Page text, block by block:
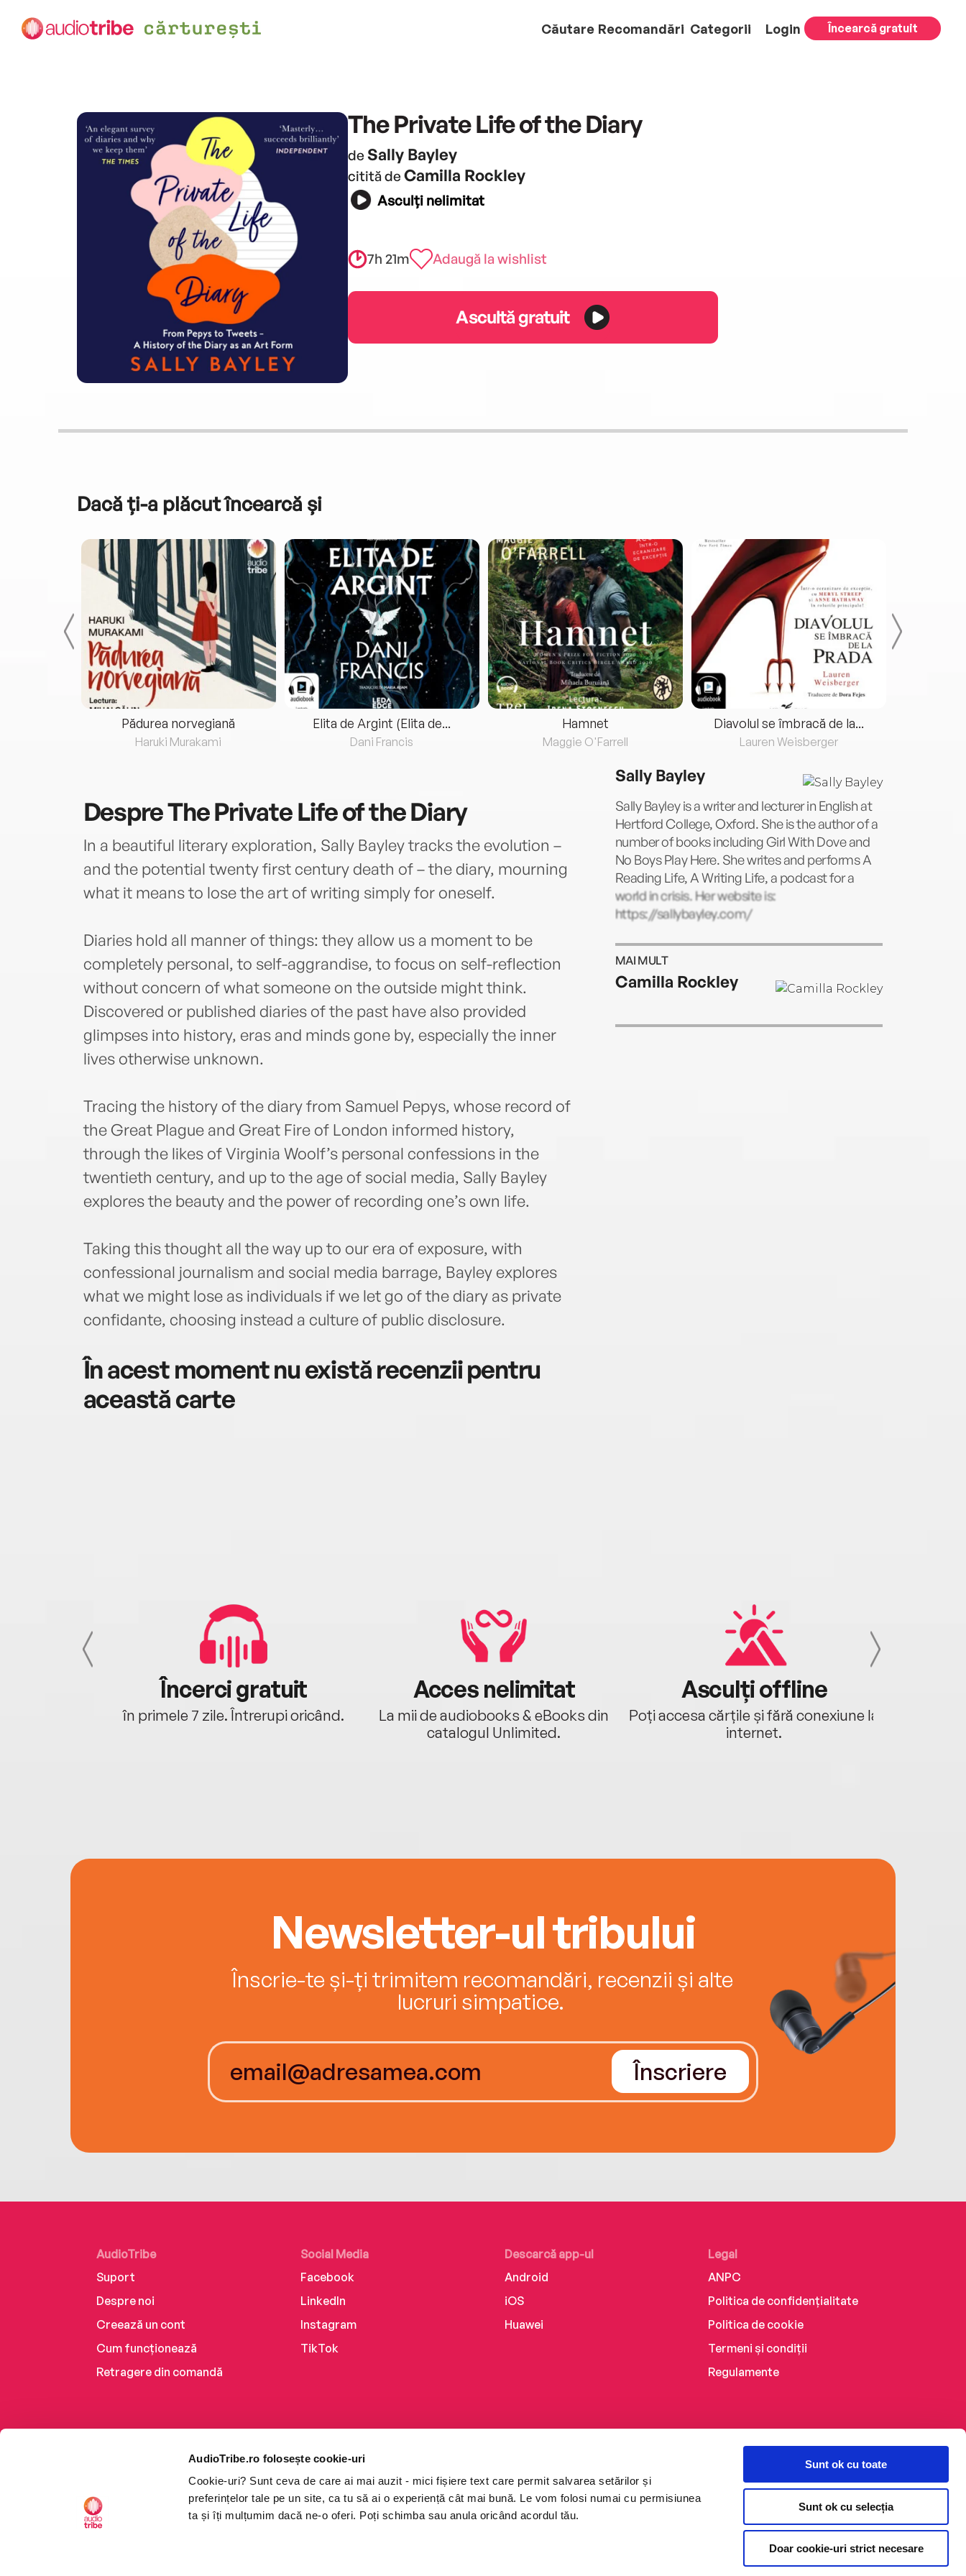
AudioTribe.ro folosește cookie-uri
Cookie-uri? Sunt ceva de care ai mai auzit - mici fișiere text care permit salvarea setărilor și
preferințelor tale pe un site, ca tu să ai o experiență cât mai bună. Le vom folosi numai cu permisiunea
ta și îți mulțumim dacă ne-o oferi. Poți schimba sau anula oricând acordul tău.
Sunt ok cu toate
Sunt ok cu selecția
Doar cookie-uri strict necesare
Căutare Recomandări Categorii Login Încearcă gratuit
The Private Life of the Diary
de Sally Bayley
citită de Camilla Rockley
Asculți nelimitat
7h 21m Adaugă la wishlist
Ascultă gratuit
Dacă ți-a plăcut încearcă și
Pădurea norvegiană
Haruki Murakami
Elita de Argint (Elita de...
Dani Francis
Hamnet
Maggie O'Farrell
Diavolul se îmbracă de la...
Lauren Weisberger
DespreThe Private Life of the Diary
In a beautiful literary exploration, Sally Bayley tracks the evolution –
and the potential twenty first century death of – the diary, mourning
what it means to lose the art of writing simply for oneself.
Diaries hold all manner of things: they allow us a moment to be
completely personal, to self-aggrandise, to focus on self-reflection
without concern of what someone on the outside might think.
Discovered or published diaries of the past have also provided
glimpses into history, eras and minds gone by, especially the inner
lives otherwise unknown.
Tracing the history of the diary from Samuel Pepys, whose record of
the Great Plague and Great Fire of London informed history,
through the likes of Virginia Woolf’s personal confessions in the
twentieth century, and up to the age of social media, Sally Bayley
explores the beauty and the power of recording one’s own life.
Taking this thought all the way up to our era of exposure, with
confessional journalism and social media barrage, Bayley explores
what we might lose as individuals if we let go of the diary as private
confidante, choosing instead a culture of public disclosure.
În acest moment nu există recenzii pentru
această carte
Sally Bayley
Sally Bayley is a writer and lecturer in English at
Hertford College, Oxford. She is the author of a
number of books including Girl With Dove and
No Boys Play Here. She writes and performs A
Reading Life, A Writing Life, a podcast for a
world in crisis. Her website is:
https://sallybayley.com/
MAI MULT
Camilla Rockley
Încerci gratuit
în primele 7 zile. Întrerupi oricând.
Acces nelimitat
La mii de audiobooks & eBooks din
catalogul Unlimited.
Asculți offline
Poți accesa cărțile și fără conexiune la
internet.
Newsletter-ul tribului
Înscrie-te și-ți trimitem recomandări, recenzii și alte
lucruri simpatice.
Înscriere
AudioTribe
Suport
Despre noi
Creează un cont
Cum funcționează
Retragere din comandă
Social Media
Facebook
LinkedIn
Instagram
TikTok
Descarcă app-ul
Android
iOS
Huawei
Legal
ANPC
Politica de confidențialitate
Politica de cookie
Termeni și condiții
Regulamente